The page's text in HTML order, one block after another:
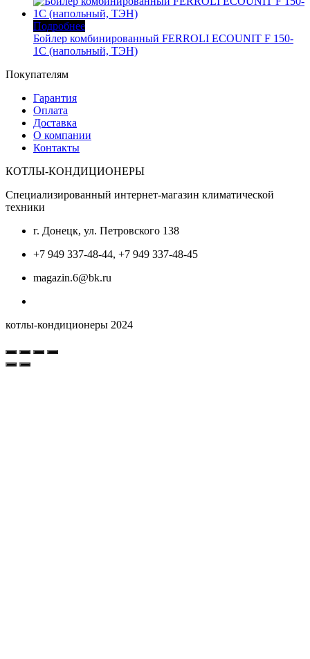
Подробнее
Бойлер комбинированный FERROLI ECOUNIT F 150-
1C (напольный, ТЭН)
Покупателям
Гарантия
Оплата
Доставка
О компании
Контакты
КОТЛЫ-КОНДИЦИОНЕРЫ
Специализированный интернет-магазин климатической
техники
г. Донецк, ул. Петровского 138
+7 949 337-48-44, +7 949 337-48-45
magazin.6@bk.ru
котлы-кондиционеры 2024